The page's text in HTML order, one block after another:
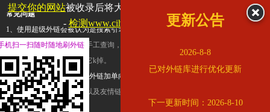
常见问题
1、使用超级外链会被认为是搜索引擎优化作弊吗？ 超级外链只是一个简便而集成
查询工具，模拟的是正常手工查询，不是作弊。如果是作弊，那您可以使用超级外
推广竞争对手的网址，让它k掉。
2、网站优化单纯依靠超级外链加单向链接可行吗？
链，需要结合普通的外链以及友情链接，您可以到站长论坛发布外链，到友情链接
台交换友情链接。
提交你的网站被收录后将大幅提升流量和外链，
查看展示页面
- 检测www.cihai123.com是否收录
更新公告
2026-8-8
已对外链库进行优化更新
下一更新时间：2026-8-10
机扫一扫随时随地刷外链